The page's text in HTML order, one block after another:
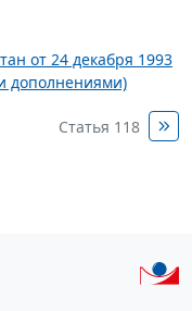
от 24 декабря 1993
дополнениями)
Статья 118